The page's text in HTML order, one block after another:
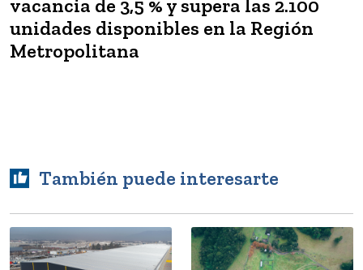
vacancia de 3,5 % y supera las 2.100
unidades disponibles en la Región
Metropolitana
También puede interesarte